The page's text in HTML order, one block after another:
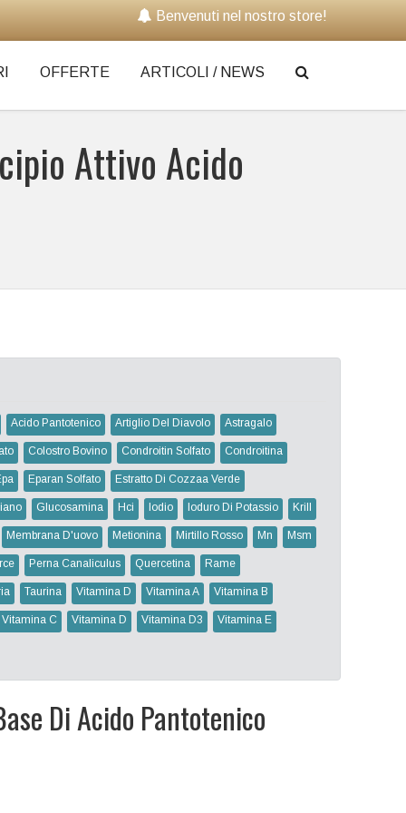
Benvenuti nel nostro store!
OFFERTE ARTICOLI / NEWS
Attivo Acido
Acido Pantotenico Artiglio Del Diavolo Astragalo
Colostro Bovino Condroitin Solfato Condroitina
Eparan Solfato Estratto Di Cozzaa Verde
Glucosamina Hci Iodio Ioduro Di Potassio Krill
Membrana D'uovo Metionina Mirtillo Rosso Mn Msm
Perna Canaliculus Quercetina Rame
Taurina Vitamina D Vitamina A Vitamina B
Vitamina C Vitamina D Vitamina D3 Vitamina E
Di Acido Pantotenico